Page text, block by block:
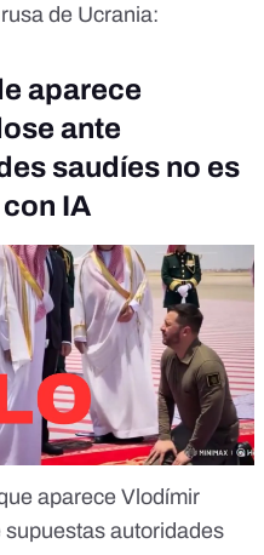
de Ucrania:
aparece
ante
saudíes no es
IA
aparece Vlodímir
autoridades